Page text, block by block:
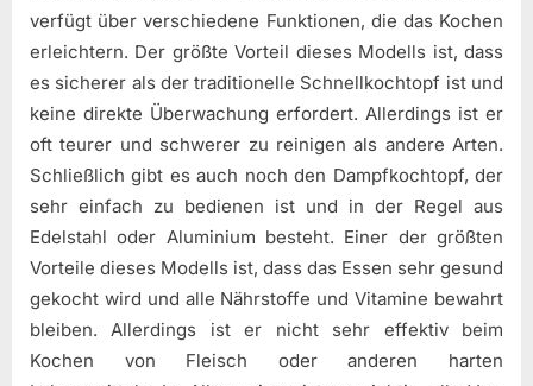
verfügt über verschiedene Funktionen, die das Kochen
erleichtern. Der größte Vorteil dieses Modells ist, dass
es sicherer als der traditionelle Schnellkochtopf ist und
keine direkte Überwachung erfordert. Allerdings ist er
oft teurer und schwerer zu reinigen als andere Arten.
Schließlich gibt es auch noch den Dampfkochtopf, der
sehr einfach zu bedienen ist und in der Regel aus
Edelstahl oder Aluminium besteht. Einer der größten
Vorteile dieses Modells ist, dass das Essen sehr gesund
gekocht wird und alle Nährstoffe und Vitamine bewahrt
bleiben. Allerdings ist er nicht sehr effektiv beim
Kochen von Fleisch oder anderen harten